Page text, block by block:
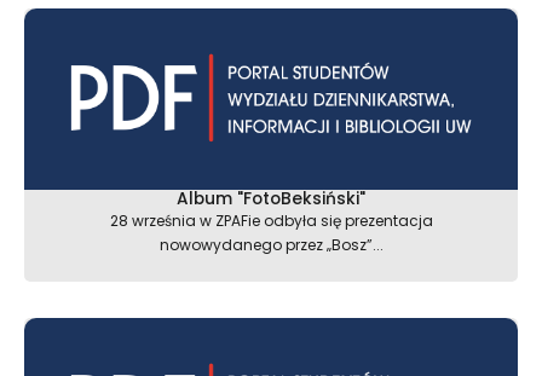
Album "FotoBeksiński"
28 września w ZPAFie odbyła się prezentacja
nowowydanego przez „Bosz”...